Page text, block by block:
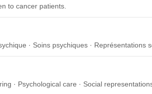
to cancer patients.
· Soins psychiques · Représentations
· Psychological care · Social